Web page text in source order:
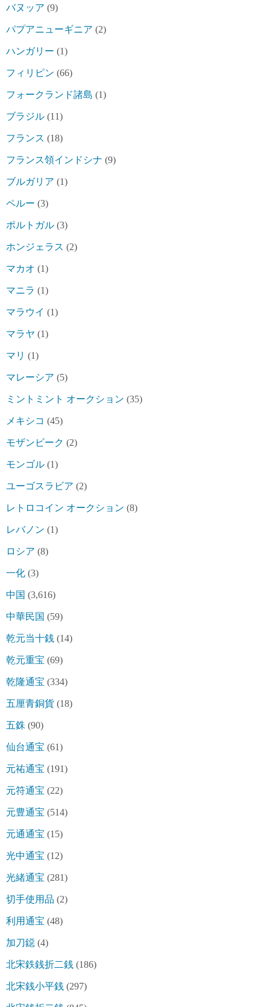
バヌッア (9)
パプアニューギニア (2)
ハンガリー (1)
フィリピン (66)
フォークランド諸島 (1)
ブラジル (11)
フランス (18)
フランス領インドシナ (9)
ブルガリア (1)
ペルー (3)
ポルトガル (3)
ホンジェラス (2)
マカオ (1)
マニラ (1)
マラウイ (1)
マラヤ (1)
マリ (1)
マレーシア (5)
ミントミント オークション (35)
メキシコ (45)
モザンビーク (2)
モンゴル (1)
ユーゴスラビア (2)
レトロコイン オークション (8)
レバノン (1)
ロシア (8)
一化 (3)
中国 (3,616)
中華民国 (59)
乾元当十銭 (14)
乾元重宝 (69)
乾隆通宝 (334)
五厘青銅貨 (18)
五銖 (90)
仙台通宝 (61)
元祐通宝 (191)
元符通宝 (22)
元豊通宝 (514)
元通通宝 (15)
光中通宝 (12)
光緒通宝 (281)
切手使用品 (2)
利用通宝 (48)
加刀鐚 (4)
北宋鉄銭折二銭 (186)
北宋銭小平銭 (297)